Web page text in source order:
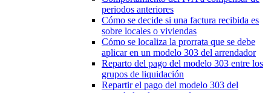
periodos anteriores
Cómo se decide si una factura recibida es
sobre locales o viviendas
Cómo se localiza la prorrata que se debe
aplicar en un modelo 303 del arrendador
Reparto del pago del modelo 303 entre los
grupos de liquidación
Repartir el pago del modelo 303 del